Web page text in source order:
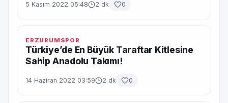
5 Kasım 2022 05:48 2 dk 0
ERZURUMSPOR
Türkiye’de En Büyük Taraftar Kitlesine
Sahip Anadolu Takımı!
14 Haziran 2022 03:59 2 dk 0